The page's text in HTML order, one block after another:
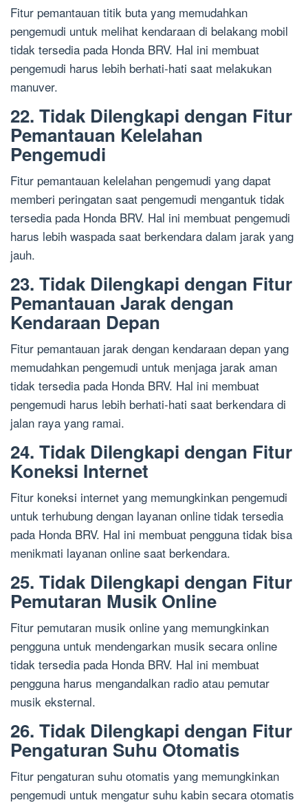
Fitur pemantauan titik buta yang memudahkan
pengemudi untuk melihat kendaraan di belakang mobil
tidak tersedia pada Honda BRV. Hal ini membuat
pengemudi harus lebih berhati-hati saat melakukan
manuver.
22. Tidak Dilengkapi dengan Fitur
Pemantauan Kelelahan
Pengemudi
Fitur pemantauan kelelahan pengemudi yang dapat
memberi peringatan saat pengemudi mengantuk tidak
tersedia pada Honda BRV. Hal ini membuat pengemudi
harus lebih waspada saat berkendara dalam jarak yang
jauh.
23. Tidak Dilengkapi dengan Fitur
Pemantauan Jarak dengan
Kendaraan Depan
Fitur pemantauan jarak dengan kendaraan depan yang
memudahkan pengemudi untuk menjaga jarak aman
tidak tersedia pada Honda BRV. Hal ini membuat
pengemudi harus lebih berhati-hati saat berkendara di
jalan raya yang ramai.
24. Tidak Dilengkapi dengan Fitur
Koneksi Internet
Fitur koneksi internet yang memungkinkan pengemudi
untuk terhubung dengan layanan online tidak tersedia
pada Honda BRV. Hal ini membuat pengguna tidak bisa
menikmati layanan online saat berkendara.
25. Tidak Dilengkapi dengan Fitur
Pemutaran Musik Online
Fitur pemutaran musik online yang memungkinkan
pengguna untuk mendengarkan musik secara online
tidak tersedia pada Honda BRV. Hal ini membuat
pengguna harus mengandalkan radio atau pemutar
musik eksternal.
26. Tidak Dilengkapi dengan Fitur
Pengaturan Suhu Otomatis
Fitur pengaturan suhu otomatis yang memungkinkan
pengemudi untuk mengatur suhu kabin secara otomatis